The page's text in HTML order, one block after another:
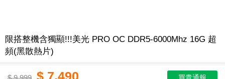
限搭整機含獨顯!!!美光 PRO OC DDR5-6000Mhz 16G 超
頻(黑散熱片)
$ 7,490